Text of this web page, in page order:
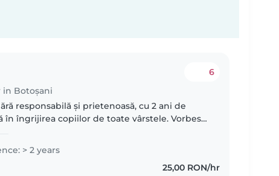
in Botoșani
6
responsabilă și prietenoasă, cu 2 ani de
în îngrijirea copiilor de toate vârstele. Vorbesc
> 2 years
25,00 RON/hr